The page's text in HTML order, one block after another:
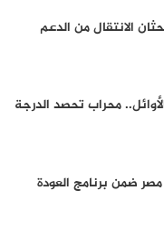
الانتقال من الدعم
محراب تحصد الدرجة
من مصر ضمن برنامج العودة